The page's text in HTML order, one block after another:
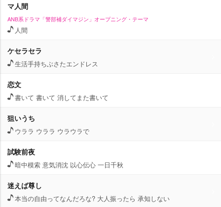
マ人間
ANB系ドラマ「警部補ダイマジン」オープニング・テーマ
人間
ケセラセラ
生活手持ちぶさたエンドレス
恋文
書いて 書いて 消してまた書いて
狙いうち
ウララ ウララ ウラウラで
試験前夜
暗中模索 意気消沈 以心伝心 一日千秋
迷えば尊し
本当の自由ってなんだろな? 大人振ったら 承知しない